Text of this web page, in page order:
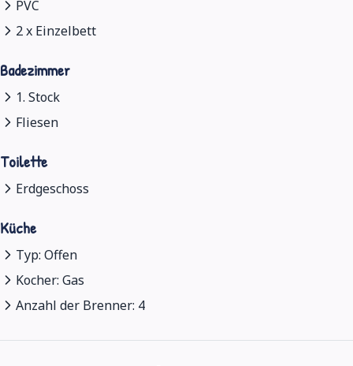
PVC
2 x Einzelbett
Badezimmer
1. Stock
Fliesen
Toilette
Erdgeschoss
Küche
Typ: Offen
Kocher: Gas
Anzahl der Brenner: 4